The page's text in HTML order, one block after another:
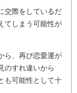
交際をしているだ
てしまう可能性が
ら、再び恋愛運が
のすれ違いから
も可能性として十